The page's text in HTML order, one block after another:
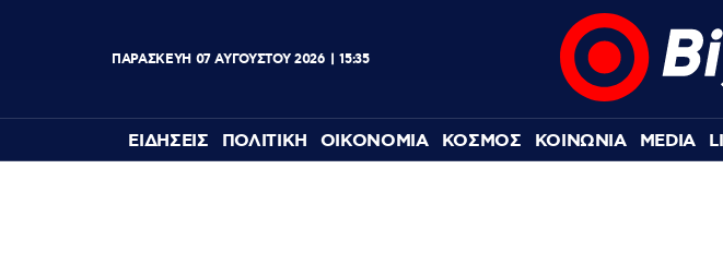
ΠΑΡΑΣΚΕΥΗ 07 ΑΥΓΟΥΣΤΟΥ 2026 15:35
ΕΙΔΗΣΕΙΣ ΠΟΛΙΤΙΚΗ ΟΙΚΟΝΟΜΙΑ ΚΟΣΜΟΣ ΚΟΙΝΩΝΙΑ MEDIA